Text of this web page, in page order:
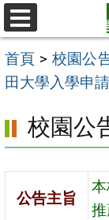
跳
至
主
要
區
選
單
首頁 > 校園公
田大學入學申
校園公
公告主旨